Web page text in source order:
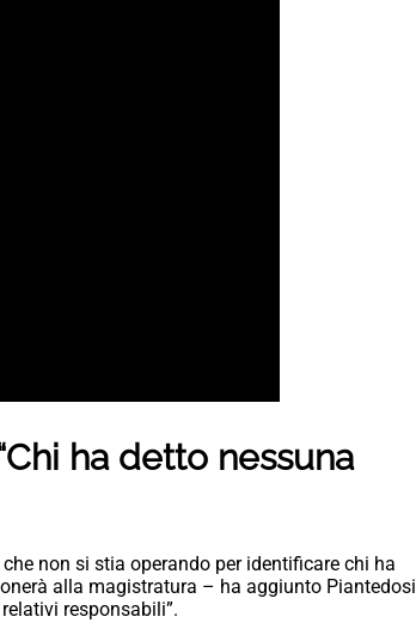
ha detto nessuna
non si stia operando per identificare chi ha
alla magistratura – ha aggiunto Piantedosi
responsabili”.